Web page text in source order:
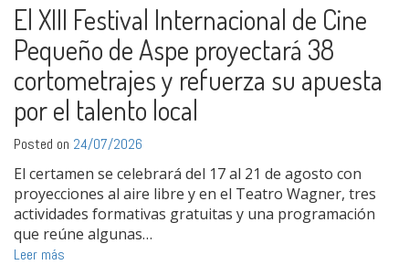
El XIII Festival Internacional de Cine
Pequeño de Aspe proyectará 38
cortometrajes y refuerza su apuesta
por el talento local
Posted on 24/07/2026
El certamen se celebrará del 17 al 21 de agosto con
proyecciones al aire libre y en el Teatro Wagner, tres
actividades formativas gratuitas y una programación
que reúne algunas…
Leer más